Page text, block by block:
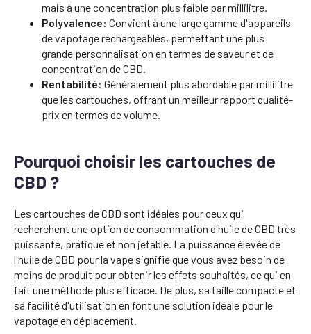
mais à une concentration plus faible par millilitre.
Polyvalence: Convient à une large gamme d'appareils
de vapotage rechargeables, permettant une plus
grande personnalisation en termes de saveur et de
concentration de CBD.
Rentabilité: Généralement plus abordable par millilitre
que les cartouches, offrant un meilleur rapport qualité-
prix en termes de volume.
Pourquoi choisir les cartouches de
CBD ?
Les cartouches de CBD sont idéales pour ceux qui
recherchent une option de consommation d'huile de CBD très
puissante, pratique et non jetable. La puissance élevée de
l'huile de CBD pour la vape signifie que vous avez besoin de
moins de produit pour obtenir les effets souhaités, ce qui en
fait une méthode plus efficace. De plus, sa taille compacte et
sa facilité d'utilisation en font une solution idéale pour le
vapotage en déplacement.